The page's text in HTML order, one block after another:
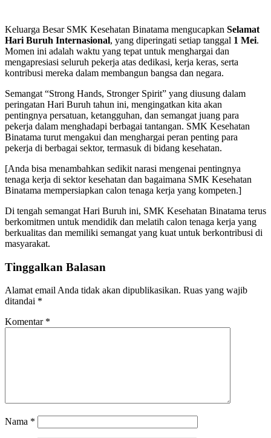
Keluarga Besar SMK Kesehatan Binatama mengucapkan Selamat
Hari Buruh Internasional, yang diperingati setiap tanggal 1 Mei.
Momen ini adalah waktu yang tepat untuk menghargai dan
mengapresiasi seluruh pekerja atas dedikasi, kerja keras, serta
kontribusi mereka dalam membangun bangsa dan negara.
Semangat “Strong Hands, Stronger Spirit” yang diusung dalam
peringatan Hari Buruh tahun ini, mengingatkan kita akan
pentingnya persatuan, ketangguhan, dan semangat juang para
pekerja dalam menghadapi berbagai tantangan. SMK Kesehatan
Binatama turut mengakui dan menghargai peran penting para
pekerja di berbagai sektor, termasuk di bidang kesehatan.
[Anda bisa menambahkan sedikit narasi mengenai pentingnya
tenaga kerja di sektor kesehatan dan bagaimana SMK Kesehatan
Binatama mempersiapkan calon tenaga kerja yang kompeten.]
Di tengah semangat Hari Buruh ini, SMK Kesehatan Binatama terus
berkomitmen untuk mendidik dan melatih calon tenaga kerja yang
berkualitas dan memiliki semangat yang kuat untuk berkontribusi di
masyarakat.
Tinggalkan Balasan
Alamat email Anda tidak akan dipublikasikan. Ruas yang wajib
ditandai *
Komentar *
Nama *